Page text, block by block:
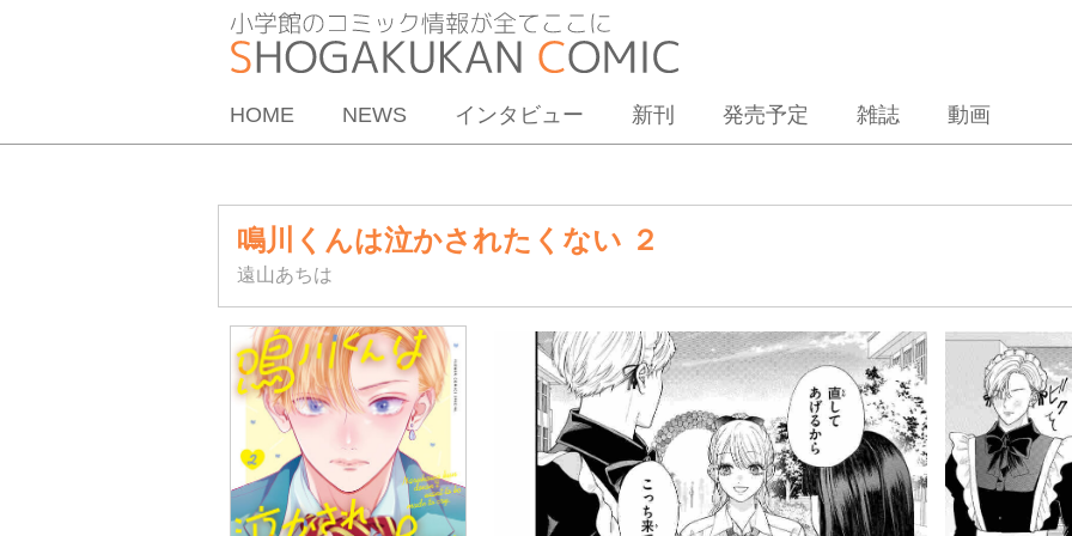
HOME NEWS インタビュー 新刊 発売予定 雑誌 動画
鳴川くんは泣かされたくない ２
遠山あちは